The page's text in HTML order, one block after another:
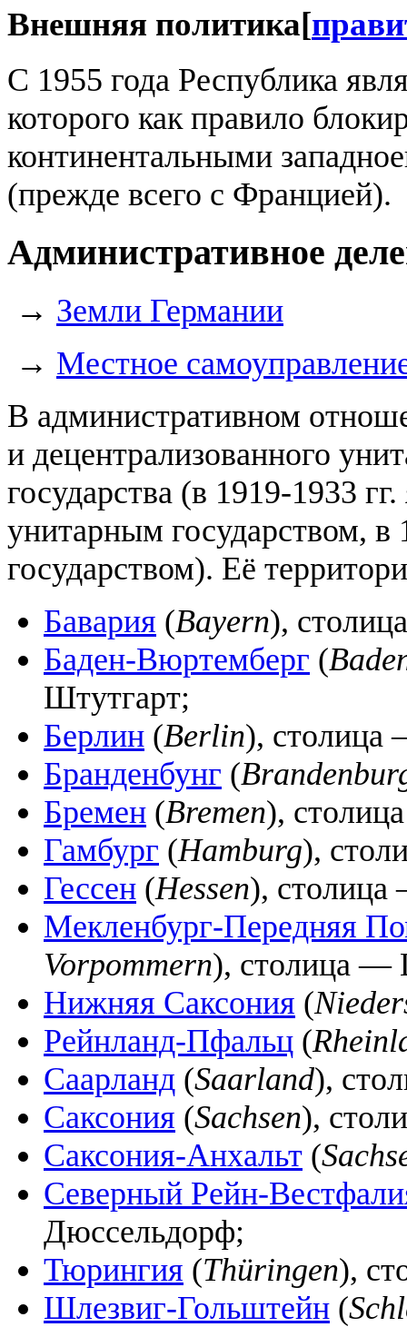
Внешняя политика[
С 1955 года Республика
которого как правило
континентальными
(прежде всего с Францией).
Административное
→ Земли Германии
→ Местное
В административном
и децентрализованного
государства (в 1919-1933
унитарным государством,
государством). Её
Бавария (Bayern),
Баден-Вюртемберг (
Штутгарт;
Берлин (Berlin), столица
Бранденбунг (
Бремен (Bremen),
Гамбург (Hamburg),
Гессен (Hessen),
Мекленбург-Передняя
Vorpommern), столица —
Нижняя Саксония (
Рейнланд-Пфальц (
Саарланд (Saarland),
Саксония (Sachsen),
Саксония-Анхальт (
Северный Рейн-
Дюссельдорф;
Тюрингия (Thüringen),
Шлезвиг-Гольштейн (